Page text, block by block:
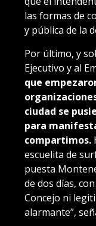
las formas de
y pública de la
Por último, y
Ejecutivo y al
que
ciudad se
para
compartimos.
escuelita de
puesta
de dos días,
Concejo ni
alarmante”,